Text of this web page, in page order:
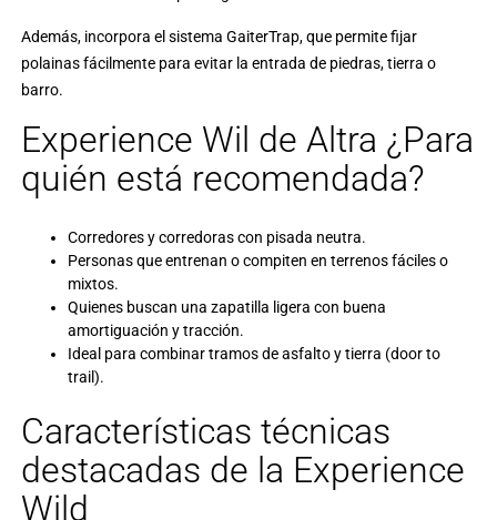
Además, incorpora el sistema GaiterTrap, que permite fijar
polainas fácilmente para evitar la entrada de piedras, tierra o
barro.
Experience Wil de Altra ¿Para
quién está recomendada?
Corredores y corredoras con pisada neutra.
Personas que entrenan o compiten en terrenos fáciles o
mixtos.
Quienes buscan una zapatilla ligera con buena
amortiguación y tracción.
Ideal para combinar tramos de asfalto y tierra (door to
trail).
Características técnicas
destacadas de la Experience
Wild